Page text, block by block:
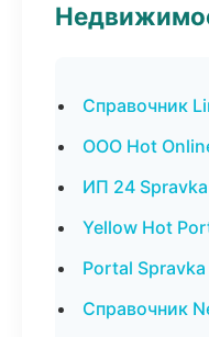
Справочник
ООО Hot
ИП 24
Yellow Hot
Portal
Справочник